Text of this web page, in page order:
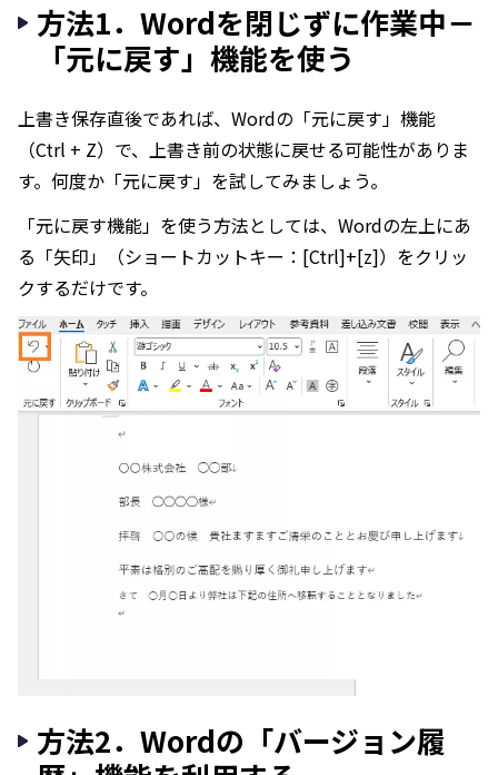
方法1．Wordを閉じずに作業中－
「元に戻す」機能を使う
上書き保存直後であれば、Wordの「元に戻す」機能
（Ctrl + Z）で、上書き前の状態に戻せる可能性がありま
す。何度か「元に戻す」を試してみましょう。
「元に戻す機能」を使う方法としては、Wordの左上にあ
る「矢印」（ショートカットキー：[Ctrl]+[z]）をクリッ
クするだけです。
方法2．Wordの「バージョン履